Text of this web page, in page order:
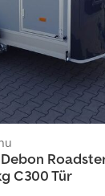
modré, boční
rampa
opěrné
přívěsů s více
během naší
přes náš
C300 Tür